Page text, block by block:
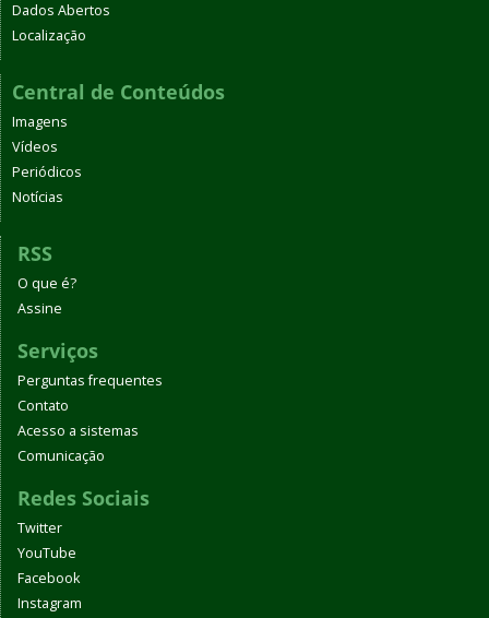
Dados Abertos
Localização
Central de Conteúdos
Imagens
Vídeos
Periódicos
Notícias
RSS
O que é?
Assine
Serviços
Perguntas frequentes
Contato
Acesso a sistemas
Comunicação
Redes Sociais
Twitter
YouTube
Facebook
Instagram